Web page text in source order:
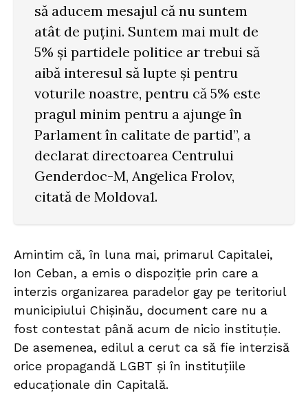
să aducem mesajul că nu suntem
atât de puțini. Suntem mai mult de
5% și partidele politice ar trebui să
aibă interesul să lupte și pentru
voturile noastre, pentru că 5% este
pragul minim pentru a ajunge în
Parlament în calitate de partid”, a
declarat directoarea Centrului
Genderdoc-M, Angelica Frolov,
citată de Moldova1.
Amintim că, în luna mai, primarul Capitalei,
Ion Ceban, a emis o dispoziție prin care a
interzis organizarea paradelor gay pe teritoriul
municipiului Chișinău, document care nu a
fost contestat până acum de nicio instituție.
De asemenea, edilul a cerut ca să fie interzisă
orice propagandă LGBT și în instituțiile
educaționale din Capitală.